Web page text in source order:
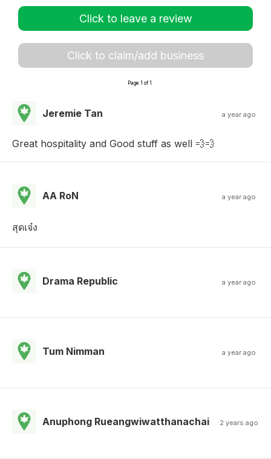
Click to leave a review
Click to claim/add business
Page 1 of 1
Jeremie Tan a year ago
Great hospitality and Good stuff as well 💨💨
AA RoN a year ago
สุดเจ๋ง
Drama Republic a year ago
Tum Nimman a year ago
Anuphong Rueangwiwatthanachai 2 years ago